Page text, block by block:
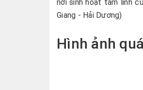
nơi sinh hoạt tâm linh
Giang - Hải Dương)
Hình ảnh